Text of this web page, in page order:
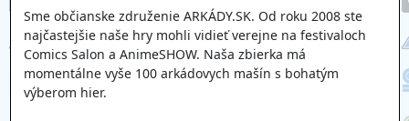
Sme občianske združenie ARKÁDY.SK. Od roku 2008 ste
najčastejšie naše hry mohli vidieť verejne na festivaloch
Comics Salon a AnimeSHOW. Naša zbierka má
momentálne vyše 100 arkádovych mašín s bohatým
výberom hier.